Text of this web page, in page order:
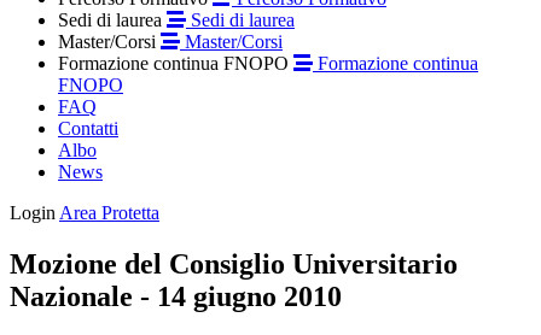
Sedi di laurea
Sedi di laurea
Master/Corsi
Master/Corsi
Formazione continua FNOPO
Formazione continua
FNOPO
FAQ
Contatti
Albo
News
Login Area Protetta
Mozione del Consiglio Universitario
Nazionale - 14 giugno 2010